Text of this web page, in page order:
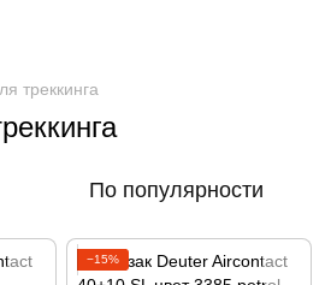
треккинга
По популярности
−15%